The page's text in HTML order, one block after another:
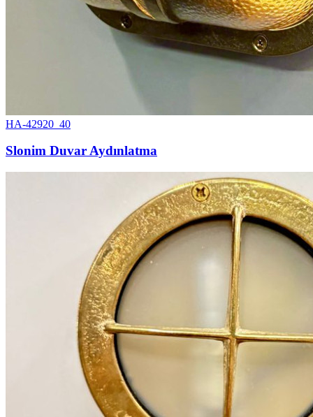
HA-42920_40
Slonim Duvar Aydınlatma